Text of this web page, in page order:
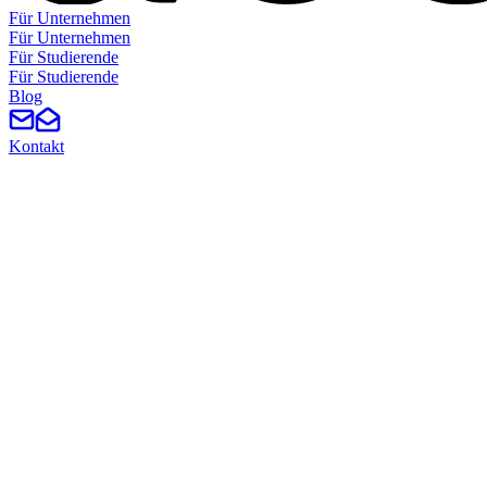
Für Unternehmen
Für Unternehmen
Für Studierende
Für Studierende
Blog
Kontakt